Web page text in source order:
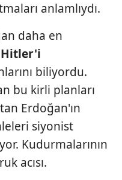
anlamlıydı.
daha en
Hitler'i
biliyordu.
bu kirli planları
Erdoğan'ın
siyonist
Kudurmalarının
acısı.